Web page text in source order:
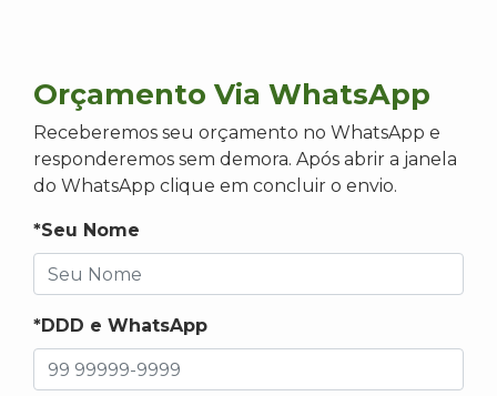
Orçamento Via WhatsApp
Receberemos seu orçamento no WhatsApp e
responderemos sem demora. Após abrir a janela
do WhatsApp clique em concluir o envio.
*Seu Nome
*DDD e WhatsApp